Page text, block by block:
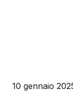
10 gennaio